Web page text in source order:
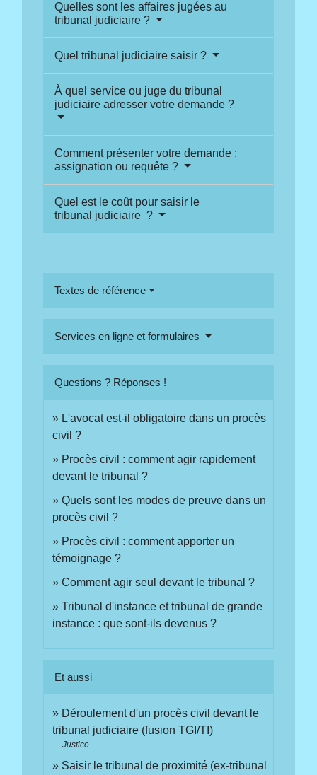
Quelles sont les affaires jugées au
tribunal judiciaire ?
Quel tribunal judiciaire saisir ?
À quel service ou juge du tribunal
judiciaire adresser votre demande ?
Comment présenter votre demande :
assignation ou requête ?
Quel est le coût pour saisir le
tribunal judiciaire ?
Textes de référence
Services en ligne et formulaires
Questions ? Réponses !
L'avocat est-il obligatoire dans un procès
civil ?
Procès civil : comment agir rapidement
devant le tribunal ?
Quels sont les modes de preuve dans un
procès civil ?
Procès civil : comment apporter un
témoignage ?
Comment agir seul devant le tribunal ?
Tribunal d'instance et tribunal de grande
instance : que sont-ils devenus ?
Et aussi
Déroulement d'un procès civil devant le
tribunal judiciaire (fusion TGI/TI)
Justice
Saisir le tribunal de proximité (ex-tribunal